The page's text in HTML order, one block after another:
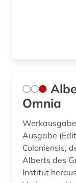
fibel (1)
Omnia
Ausgabe
Coloniensis,
Alberts des
Institut